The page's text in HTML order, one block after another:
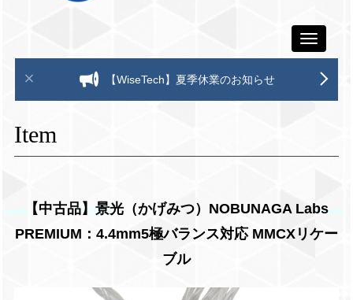
Toggle
【WiseTech】夏季休業のお知らせ
Item
【中古品】景光（かげみつ）NOBUNAGA Labs
PREMIUM：4.4mm5極バランス対応 MMCXリケー
ブル